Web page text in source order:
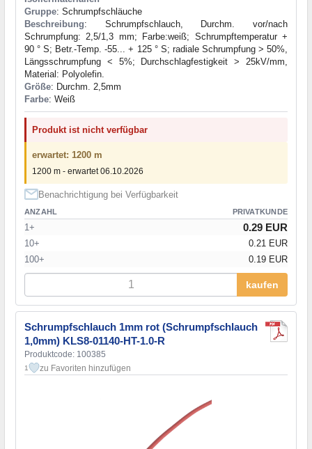
Gruppe: Schrumpfschläuche
Beschreibung: Schrumpfschlauch, Durchm. vor/nach
Schrumpfung: 2,5/1,3 mm; Farbe:weiß; Schrumpftemperatur +
90 ° S; Betr.-Temp. -55... + 125 ° S; radiale Schrumpfung > 50%,
Längsschrumpfung < 5%; Durchschlagfestigkeit > 25kV/mm,
Material: Polyolefin.
Größe: Durchm. 2,5mm
Farbe: Weiß
Produkt ist nicht verfügbar
erwartet: 1200 m
1200 m - erwartet 06.10.2026
Benachrichtigung bei Verfügbarkeit
ANZAHL PRIVATKUNDE
1+ 0.29 EUR
10+
0.21 EUR
100+
0.19 EUR
kaufen
Schrumpfschlauch 1mm rot (Schrumpfschlauch
1,0mm) KLS8-01140-HT-1.0-R
Produktcode: 100385
1 zu Favoriten hinzufügen